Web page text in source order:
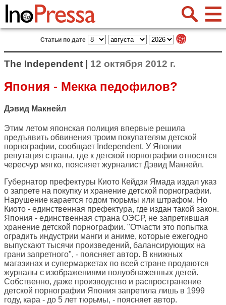
Статьи по дате
The Independent | 12 октября 2012 г.
Япония - Мекка педофилов?
Дэвид Макнейл
Этим летом японская полиция впервые решила
предъявить обвинения троим покупателям детской
порнографии, сообщает Independent. У Японии
репутация страны, где к детской порнографии относятся
чересчур мягко, поясняет журналист Дэвид Макнейл.
Губернатор префектуры Киото Кейдзи Ямада издал указ
о запрете на покупку и хранение детской порнографии.
Нарушение карается годом тюрьмы или штрафом. Но
Киото - единственная префектура, где издан такой закон.
Япония - единственная страна ОЭСР, не запретившая
хранение детской порнографии. "Отчасти это попытка
оградить индустрии манги и аниме, которые ежегодно
выпускают тысячи произведений, балансирующих на
грани запретного", - поясняет автор. В книжных
магазинах и супермаркетах по всей стране продаются
журналы с изображениями полуобнаженных детей.
Собственно, даже производство и распространение
детской порнографии Япония запретила лишь в 1999
году, кара - до 5 лет тюрьмы, - поясняет автор.